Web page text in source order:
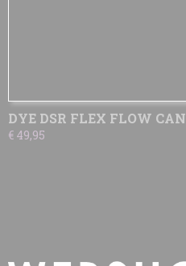
DYE DSR FLEX FLOW CAN
€ 49,95